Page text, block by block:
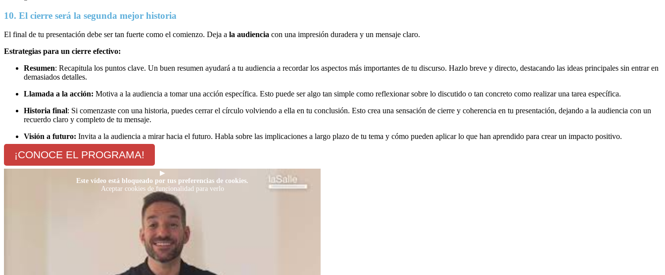
10. El cierre será la segunda mejor historia
El final de tu presentación debe ser tan fuerte como el comienzo. Deja a la audiencia con una impresión duradera y un mensaje claro.
Estrategias para un cierre efectivo:
Resumen: Recapitula los puntos clave. Un buen resumen ayudará a tu audiencia a recordar los aspectos más importantes de tu discurso. Hazlo breve y directo, destacando las ideas principales sin entrar en
demasiados detalles.
Llamada a la acción: Motiva a la audiencia a tomar una acción específica. Esto puede ser algo tan simple como reflexionar sobre lo discutido o tan concreto como realizar una tarea específica.
Historia final: Si comenzaste con una historia, puedes cerrar el círculo volviendo a ella en tu conclusión. Esto crea una sensación de cierre y coherencia en tu presentación, dejando a la audiencia con un
recuerdo claro y completo de tu mensaje.
Visión a futuro: Invita a la audiencia a mirar hacia el futuro. Habla sobre las implicaciones a largo plazo de tu tema y cómo pueden aplicar lo que han aprendido para crear un impacto positivo.
¡CONOCE EL PROGRAMA!
▶
Este vídeo está bloqueado por tus preferencias de cookies.
Aceptar cookies de funcionalidad para verlo